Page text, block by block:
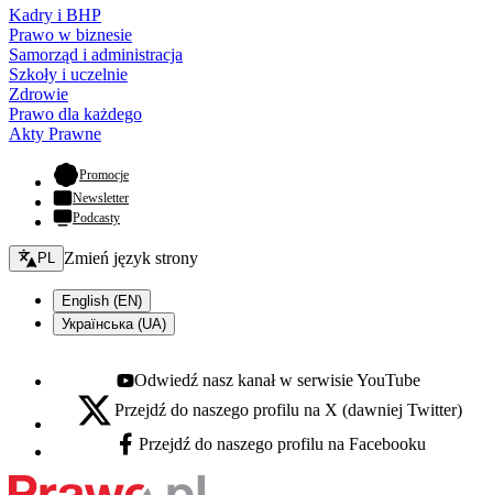
Kadry i BHP
Prawo w biznesie
Samorząd i administracja
Szkoły i uczelnie
Zdrowie
Prawo dla każdego
Akty Prawne
Promocje- otwiera się w nowej karcie
Newsletter
Podcasty
Zmień język - bieżący:
PL Zmień język strony
English (EN)
Українська (UA)
Youtube - otwiera się w nowej karcie
Odwiedź nasz kanał w serwisie YouTube
X - otwiera się w nowej karcie
Przejdź do naszego profilu na X (dawniej Twitter)
Facebook - otwiera się w nowej karcie
Przejdź do naszego profilu na Facebooku